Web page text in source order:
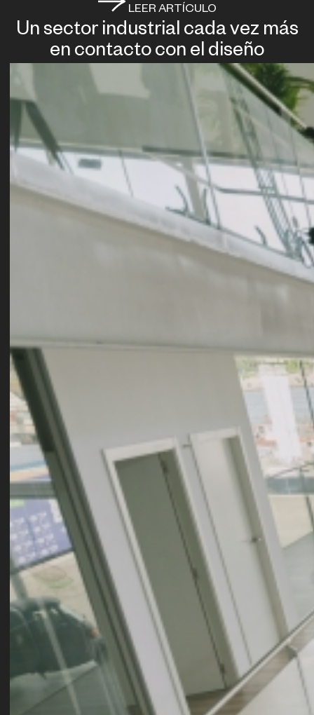
LEER ARTÍCULO
Un sector industrial cada vez más
en contacto con el diseño